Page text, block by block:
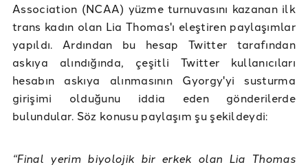
Association (NCAA) yüzme turnuvasını kazanan ilk
trans kadın olan Lia Thomas'ı eleştiren paylaşımlar
yapıldı. Ardından bu hesap Twitter tarafından
askıya alındığında, çeşitli Twitter kullanıcıları
hesabın askıya alınmasının Gyorgy'yi susturma
girişimi olduğunu iddia eden gönderilerde
bulundular. Söz konusu paylaşım şu şekildeydi:
“Final yerim biyolojik bir erkek olan Lia Thomas